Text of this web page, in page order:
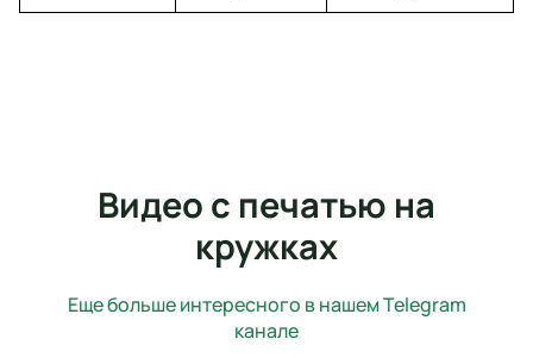
Видео с печатью на
кружках
Еще больше интересного в нашем Telegram
канале